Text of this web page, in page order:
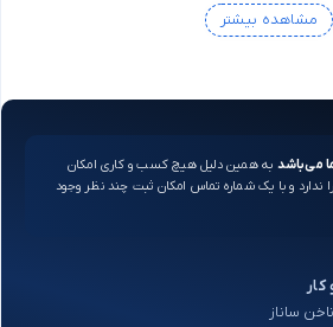
مشاهده بیشتر
می‌باشد به همین دلیل هیچ کسب و کاری امکان
ندارد و با یک شماره تماس امکان ثبت چند نظر وجود
ساناز